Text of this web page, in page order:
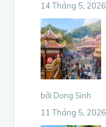
14 Tháng 5, 2026
bởi Dong Sinh
11 Tháng 5, 2026